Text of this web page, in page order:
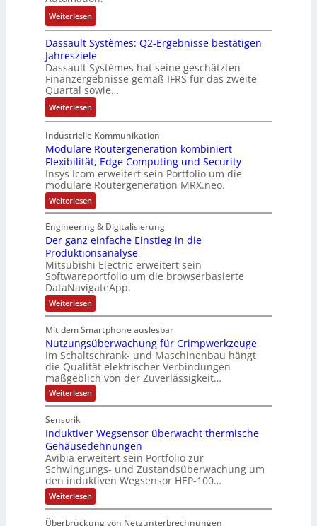
g
e
p
r
ä
g
t
d
u
r
c
h
d
a
s
A
u
s
l
a
n
d
s
e
s
c
h
ä
f
t
r
n
-
K
i
t
E
n
c
d
e
r
s
e
r
t
r
i
a
n
g
l
a
t
i
o
n
R
ü
c
k
g
r
a
t
d
e
r
F
a
b
r
i
Weiterlesen:
R
o
s
e
S
y
s
t
e
m
t
e
h
n
i
k
-
G
e
s
c
ä
t
s
f
ü
r
e
r
z
u
m
V
Dassault Systèmes: Q2-Ergebnisse bestätigen
Jahresziele
Dassault Systèmes hat seine geschätzten
Finanzergebnisse gemäß IFRS für das zweite
Quartal sowie…
Weiterlesen:
D
a
s
a
u
l
t
S
y
s
t
è
m
e
:
Q
2
-
E
r
e
b
n
i
s
s
e
b
Industrielle Kommunikation
Modulare Routergeneration kombiniert
Flexibilität, Edge Computing und Security
Insys Icom erweitert sein Portfolio um die
modulare Routergeneration MRX.neo.
Weiterlesen:
M
d
u
l
a
r
e
R
o
u
t
e
r
g
e
n
e
r
a
t
k
o
m
b
i
n
i
Engineering & Digitalisierung
Der ganz einfache Einstieg in die
Produktionsanalyse
Mitsubishi Electric erweitert sein
Softwareportfolio um die browserbasierte
DataNavigateApp.
Weiterlesen:
D
r
g
a
n
z
e
i
n
c
h
e
E
i
n
s
t
i
e
Mit dem Smartphone auslesbar
Nutzungsüberwachung für Crimpwerkzeuge
Im Schaltschrank- und Maschinenbau hängt
die Qualität elektrischer Verbindungen
maßgeblich von der Zuverlässigkeit…
Weiterlesen:
N
z
u
n
g
s
ü
b
e
r
w
Sensorik
Induktiver Wegsensor überwacht thermische
Gehäusedehnungen
Avibia erweitert sein Portfolio zur
Schwingungs- und Zustandsüberwachung um
den induktiven Wegsensor HEP-100…
Weiterlesen:
I
Überbrückung von Netzunterbrechnungen